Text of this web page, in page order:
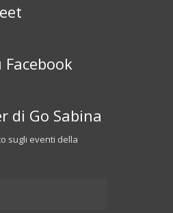
Facebook
di Go Sabina
sugli eventi della